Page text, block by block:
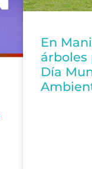
En
árboles
Día